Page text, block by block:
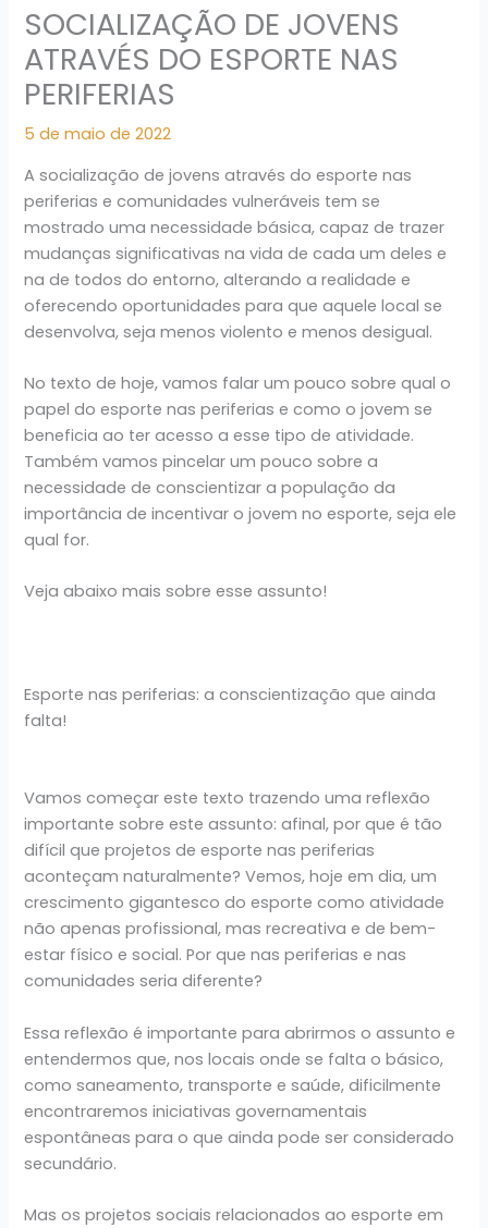
SOCIALIZAÇÃO DE JOVENS
ATRAVÉS DO ESPORTE NAS
PERIFERIAS
5 de maio de 2022
A socialização de jovens através do esporte nas
periferias e comunidades vulneráveis tem se
mostrado uma necessidade básica, capaz de trazer
mudanças significativas na vida de cada um deles e
na de todos do entorno, alterando a realidade e
oferecendo oportunidades para que aquele local se
desenvolva, seja menos violento e menos desigual.
No texto de hoje, vamos falar um pouco sobre qual o
papel do esporte nas periferias e como o jovem se
beneficia ao ter acesso a esse tipo de atividade.
Também vamos pincelar um pouco sobre a
necessidade de conscientizar a população da
importância de incentivar o jovem no esporte, seja ele
qual for.
Veja abaixo mais sobre esse assunto!
Esporte nas periferias: a conscientização que ainda
falta!
Vamos começar este texto trazendo uma reflexão
importante sobre este assunto: afinal, por que é tão
difícil que projetos de esporte nas periferias
aconteçam naturalmente? Vemos, hoje em dia, um
crescimento gigantesco do esporte como atividade
não apenas profissional, mas recreativa e de bem-
estar físico e social. Por que nas periferias e nas
comunidades seria diferente?
Essa reflexão é importante para abrirmos o assunto e
entendermos que, nos locais onde se falta o básico,
como saneamento, transporte e saúde, dificilmente
encontraremos iniciativas governamentais
espontâneas para o que ainda pode ser considerado
secundário.
Mas os projetos sociais relacionados ao esporte em